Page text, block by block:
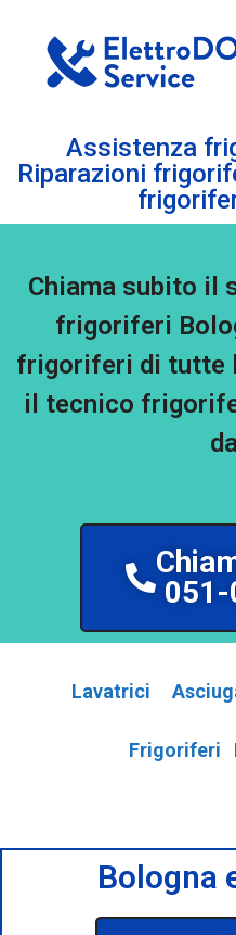
Assistenza
Riparazioni
Chiama subito il
frigoriferi
frigoriferi di tutte
il tecnico
051-
Lavatrici
Frigoriferi
Bologna